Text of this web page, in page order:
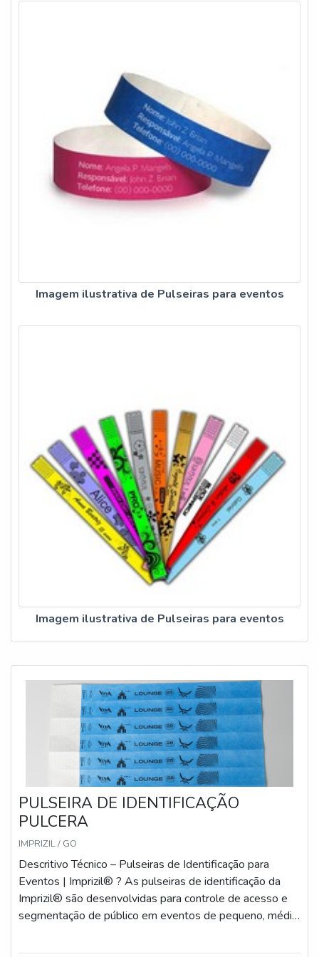
Imagem ilustrativa de Pulseiras para eventos
Imagem ilustrativa de Pulseiras para eventos
PULSEIRA DE IDENTIFICAÇÃO
PULCERA
IMPRIZIL / GO
Descritivo Técnico – Pulseiras de Identificação para
Eventos | Imprizil® ? As pulseiras de identificação da
Imprizil® são desenvolvidas para controle de acesso e
segmentação de público em eventos de pequeno, médio
para cada tipo de uso (curto, médio ou longo prazo),